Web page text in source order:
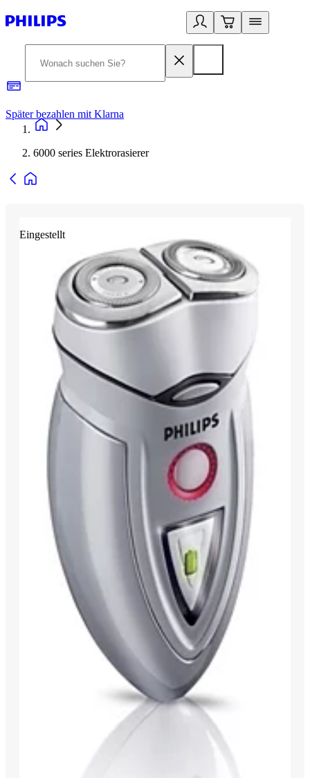
Später bezahlen mit Klarna
6000 series Elektrorasierer
Eingestellt